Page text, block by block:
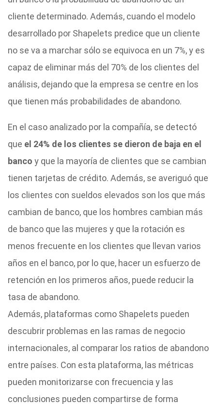
cliente determinado. Además, cuando el modelo
desarrollado por Shapelets predice que un cliente
no se va a marchar sólo se equivoca en un 7%, y es
capaz de eliminar más del 70% de los clientes del
análisis, dejando que la empresa se centre en los
que tienen más probabilidades de abandono.
En el caso analizado por la compañía, se detectó
que el 24% de los clientes se dieron de baja en el
banco y que la mayoría de clientes que se cambian
tienen tarjetas de crédito. Además, se averiguó que
los clientes con sueldos elevados son los que más
cambian de banco, que los hombres cambian más
de banco que las mujeres y que la rotación es
menos frecuente en los clientes que llevan varios
años en el banco, por lo que, hacer un esfuerzo de
retención en los primeros años, puede reducir la
tasa de abandono.
Además, plataformas como Shapelets pueden
descubrir problemas en las ramas de negocio
internacionales, al comparar los ratios de abandono
entre países. Con esta plataforma, las métricas
pueden monitorizarse con frecuencia y las
conclusiones pueden compartirse de forma